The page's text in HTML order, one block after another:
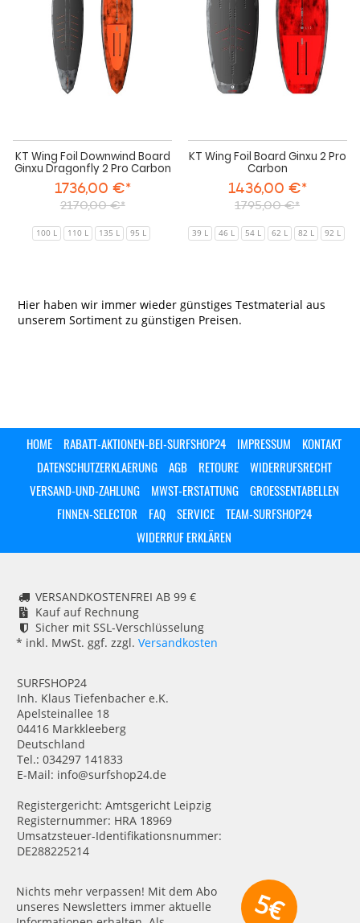
KT Wing Foil Downwind Board
Ginxu Dragonfly 2 Pro Carbon
1736,00 €*
2170,00 €*
100 L 110 L 135 L 95 L
Dragonfly
KT Wing Foil Board Ginxu 2 Pro
Carbon
1436,00 €*
1795,00 €*
39 L 46 L 54 L 62 L 82 L 92 L
Hier haben wir immer wieder günstiges Testmaterial aus
unserem Sortiment zu günstigen Preisen.
HOME RABATT-AKTIONEN-BEI-SURFSHOP24 IMPRESSUM
KONTAKT
DATENSCHUTZERKLAERUNG
AGB RETOURE
WIDERRUFSRECHT
VERSAND-UND-ZAHLUNG
MWST-ERSTATTUNG
GROESSENTABELLEN
FINNEN-SELECTOR
FAQ SERVICE
TEAM-SURFSHOP24
WIDERRUF ERKLÄREN
VERSANDKOSTENFREI AB 99 €
Kauf auf Rechnung
Sicher mit SSL-Verschlüsselung
* inkl. MwSt. ggf. zzgl. Versandkosten
SURFSHOP24
Inh. Klaus Tiefenbacher e.K.
Apelsteinallee 18
04416 Markkleeberg
Deutschland
Tel.: 034297 141833
E-Mail: info@surfshop24.de
Registergericht: Amtsgericht Leipzig
Registernummer: HRA 18969
Umsatzsteuer-Identifikationsnummer:
DE288225214
5€
Nichts mehr verpassen! Mit dem Abo
unseres Newsletters immer aktuelle